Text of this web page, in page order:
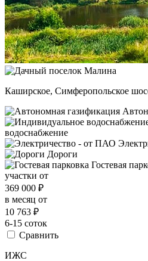
Каширское, Симферопольское
водоснабжение
Дороги
Гостевая
участки от
369 000 ₽
в месяц от
10 763 ₽
6-15 соток
Сравнить
ИЖС